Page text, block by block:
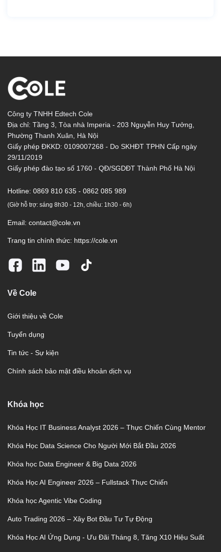
Công ty TNHH Edtech Cole
Địa chỉ: Tầng 3, Tòa nhà Imperia - 203 Nguyễn Huy Tưởng,
Phường Thanh Xuân, Hà Nội
Giấy phép ĐKKD: 0109007268 - Do SKHĐT TPHN Cấp ngày
29/11/2019
Giấy phép đào tạo số 1760 - QĐ/SGDĐT Thành Phố Hà Nội
Hotline: 0869 810 635 - 0862 085 989
(Giờ hỗ trợ: sáng 8h30 - 12h, chiều: 1h30 - 6h)
Email: contact@cole.vn
Trang tin chính thức: https://cole.vn
Về Cole
Giới thiệu về Cole
Tuyển dụng
Tin tức - Sự kiện
Chính sách bảo mật điều khoản dịch vụ
Khóa học
Khóa Học IT Business Analyst 2026 – Thực Chiến Cùng Mentor
Khóa Học Data Science Cho Người Mới Bắt Đầu 2026
Khóa học Data Engineer & Big Data 2026
Khóa Học AI Engineer 2026 – Fullstack Thực Chiến
Khóa học Agentic Vibe Coding
Auto Trading 2026 – Xây Bot Đầu Tư Tự Động
Khóa Học AI Ứng Dụng - Ưu Đãi Tháng 8, Tăng X10 Hiệu Suất